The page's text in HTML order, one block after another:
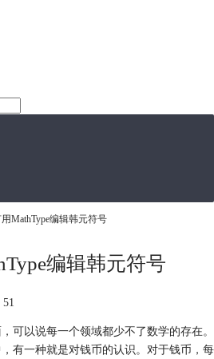
MathType编辑韩元符号
编辑韩元符号
可以说每一个领域都少不了数学的存在。
有一种就是对钱币的认识。对于钱币，每